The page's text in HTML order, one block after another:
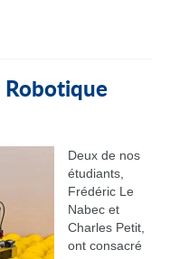
Robotique
Deux de nos
étudiants,
Frédéric Le
Nabec et
Charles Petit,
ont consacré